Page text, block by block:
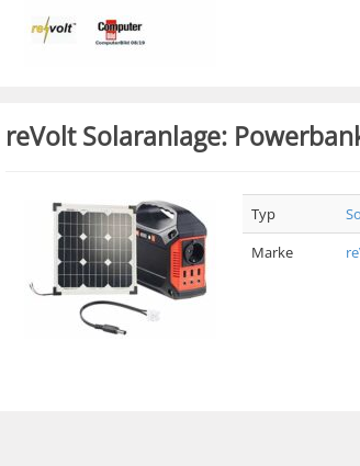
reVolt Solaranlage:
Typ
Marke